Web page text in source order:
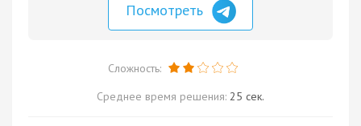
Посмотреть
Сложность:
Среднее время решения: 25 сек.